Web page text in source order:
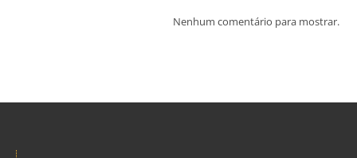
Nenhum comentário para mostrar.